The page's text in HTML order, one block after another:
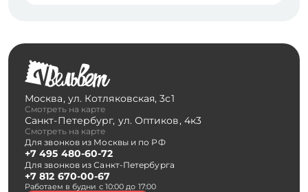
Москва, ул. Котляковская, 3с1
Смотреть на карте
Санкт-Петербург, ул. Оптиков, 4к3
Смотреть на карте
Для звонков из Москвы и по РФ
+7 495 480-60-72
Для звонков из Санкт-Петербурга
+7 812 670-00-67
Работаем в будни с 10:00 до 17:00